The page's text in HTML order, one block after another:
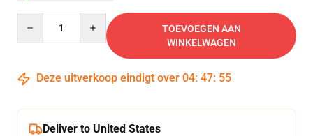
TOEVOEGEN AAN
WINKELWAGEN
Deze uitverkoop eindigt over 04: 47: 54
Deliver to United States